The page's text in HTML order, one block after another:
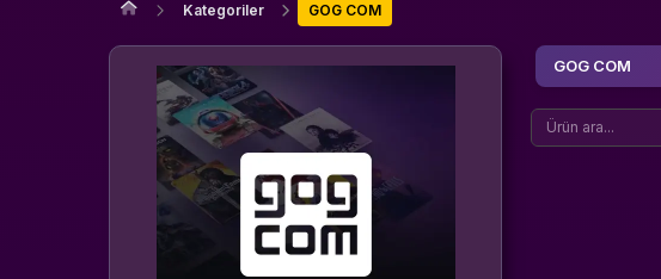
Kategoriler GOG COM
GOG COM